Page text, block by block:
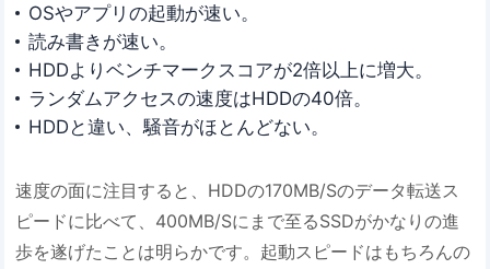
OSやアプリの起動が速い。
読み書きが速い。
HDDよりベンチマークスコアが2倍以上に増大。
ランダムアクセスの速度はHDDの40倍。
HDDと違い、騒音がほとんどない。
速度の面に注目すると、HDDの170MB/Sのデータ転送ス
ピードに比べて、400MB/Sにまで至るSSDがかなりの進
歩を遂げたことは明らかです。起動スピードはもちろんの